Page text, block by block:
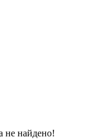
не найдено!